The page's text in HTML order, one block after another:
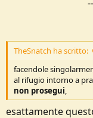
TheSnatch ha scritto:
facendole
al rifugio intorno a
non prosegui,
esattamente